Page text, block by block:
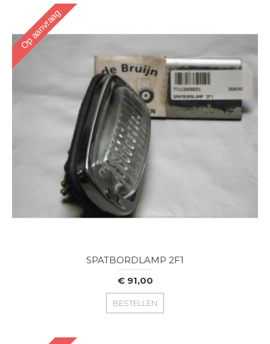
Op aanvraag
SPATBORDLAMP 2F1
€ 91,00
BESTELLEN